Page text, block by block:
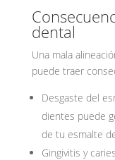
dental
Una mala
puede traer
Desgaste del
dientes puede
de tu esmalte
Gingivitis y